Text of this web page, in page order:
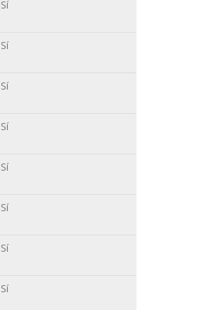
Sí
Sí
Sí
Sí
Sí
Sí
Sí
Sí